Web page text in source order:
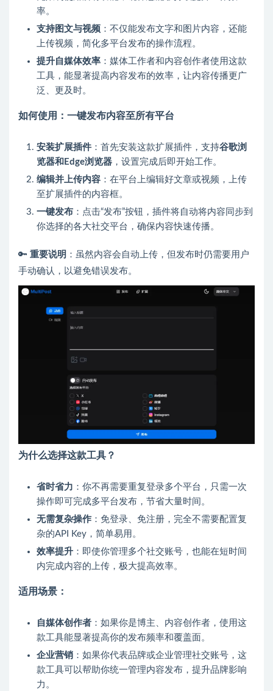
率。
支持图文与视频 ：不仅能发布文字和图片内容，还能
上传视频，简化多平台发布的操作流程。
提升自媒体效率 ：媒体工作者和内容创作者使用这款
工具，能显著提高内容发布的效率，让内容传播更广
泛、更及时。
如何使用：一键发布内容至所有平台
安装扩展插件 ：首先安装这款扩展插件，支持谷歌浏
览器和Edge浏览器 ，设置完成后即开始工作。
编辑并上传内容 ：在平台上编辑好文章或视频，上传
至扩展插件的内容框。
一键发布 ：点击“发布”按钮，插件将自动将内容同步到
你选择的各大社交平台，确保内容快速传播。
🔑 重要说明 ：虽然内容会自动上传，但发布时仍需要用户
手动确认，以避免错误发布。
为什么选择这款工具？
省时省力 ：你不再需要重复登录多个平台，只需一次
操作即可完成多平台发布，节省大量时间。
无需复杂操作 ：免登录、免注册，完全不需要配置复
杂的API Key，简单易用。
效率提升 ：即使你管理多个社交账号，也能在短时间
内完成内容的上传，极大提高效率。
适用场景：
自媒体创作者 ：如果你是博主、内容创作者，使用这
款工具能显著提高你的发布频率和覆盖面。
企业营销 ：如果你代表品牌或企业管理社交账号，这
款工具可以帮助你统一管理内容发布，提升品牌影响
力。